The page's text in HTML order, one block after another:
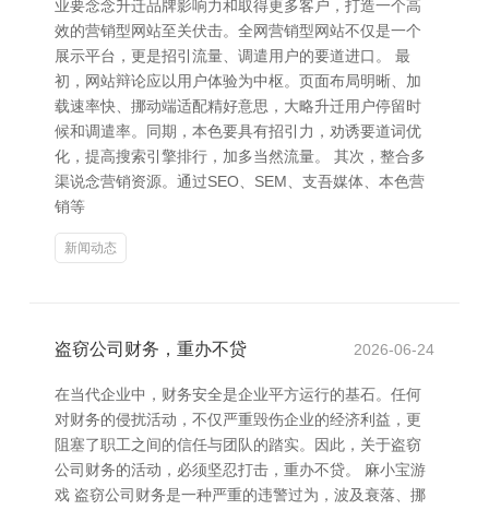
业要念念升迁品牌影响力和取得更多客户，打造一个高
效的营销型网站至关伏击。全网营销型网站不仅是一个
展示平台，更是招引流量、调遣用户的要道进口。 最
初，网站辩论应以用户体验为中枢。页面布局明晰、加
载速率快、挪动端适配精好意思，大略升迁用户停留时
候和调遣率。同期，本色要具有招引力，劝诱要道词优
化，提高搜索引擎排行，加多当然流量。 其次，整合多
渠说念营销资源。通过SEO、SEM、支吾媒体、本色营
销等
新闻动态
盗窃公司财务，重办不贷 2026-06-24
在当代企业中，财务安全是企业平方运行的基石。任何
对财务的侵扰活动，不仅严重毁伤企业的经济利益，更
阻塞了职工之间的信任与团队的踏实。因此，关于盗窃
公司财务的活动，必须坚忍打击，重办不贷。 麻小宝游
戏 盗窃公司财务是一种严重的违警过为，波及衰落、挪